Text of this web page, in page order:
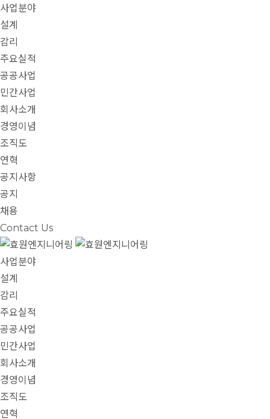
사업분야
설계
감리
주요실적
공공사업
민간사업
회사소개
경영이념
조직도
연혁
공지사항
공지
채용
Contact Us
사업분야
설계
감리
주요실적
공공사업
민간사업
회사소개
경영이념
조직도
연혁